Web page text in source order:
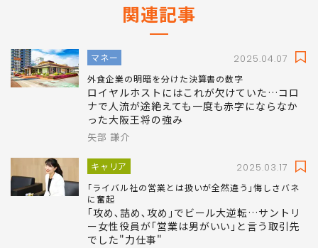
関連記事
マネー 2025.04.07
外食企業の明暗を分けた決算書の数字
ロイヤルホストにはこれが欠けていた…コロ
ナで人流が途絶えても一度も赤字にならなか
った大阪王将の強み
矢部 謙介
キャリア 2025.03.17
｢ライバル社の営業とは扱いが全然違う｣悔しさバネ
に奮起
｢攻め､詰め､攻め｣でビール大逆転…サントリ
ー女性役員が｢営業は男がいい｣と言う取引先
でした"力仕事"